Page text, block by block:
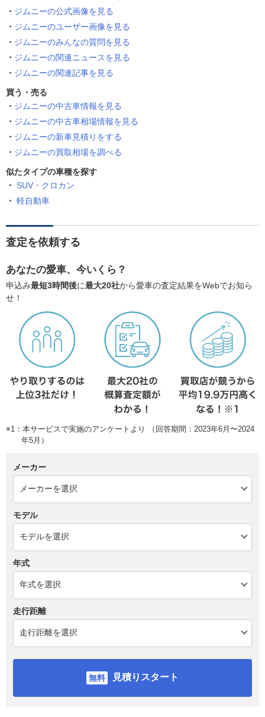
ジムニーの公式画像を見る
ジムニーのユーザー画像を見る
ジムニーのみんなの質問を見る
ジムニーの関連ニュースを見る
ジムニーの関連記事を見る
買う・売る
ジムニーの中古車情報を見る
ジムニーの中古車相場情報を見る
ジムニーの新車見積りをする
ジムニーの買取相場を調べる
似たタイプの車種を探す
SUV・クロカン
軽自動車
査定を依頼する
あなたの愛車、今いくら？
申込み最短3時間後に最大20社から愛車の査定結果をWebでお知ら
せ！
※1：本サービスで実施のアンケートより （回答期間：2023年6月〜2024
年5月）
メーカー
モデル
年式
走行距離
見積りスタート